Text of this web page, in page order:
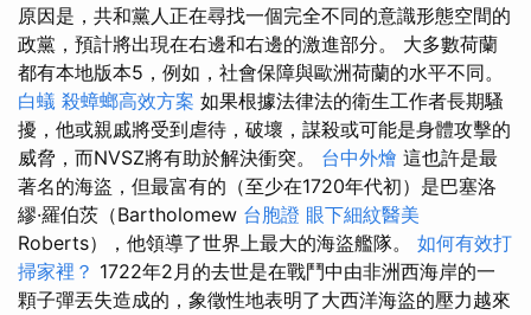
原因是，共和黨人正在尋找一個完全不同的意識形態空間的
政黨，預計將出現在右邊和右邊的激進部分。 大多數荷蘭
都有本地版本5，例如，社會保障與歐洲荷蘭的水平不同。
白蟻 殺蟑螂高效方案 如果根據法律法的衛生工作者長期騷
擾，他或親戚將受到虐待，破壞，謀殺或可能是身體攻擊的
威脅，而NVSZ將有助於解決衝突。 台中外燴 這也許是最
著名的海盜，但最富有的（至少在1720年代初）是巴塞洛
繆·羅伯茨（Bartholomew 台胞證 眼下細紋醫美
Roberts），他領導了世界上最大的海盜艦隊。 如何有效打
掃家裡？ 1722年2月的去世是在戰鬥中由非洲西海岸的一
顆子彈丟失造成的，象徵性地表明了大西洋海盜的壓力越來